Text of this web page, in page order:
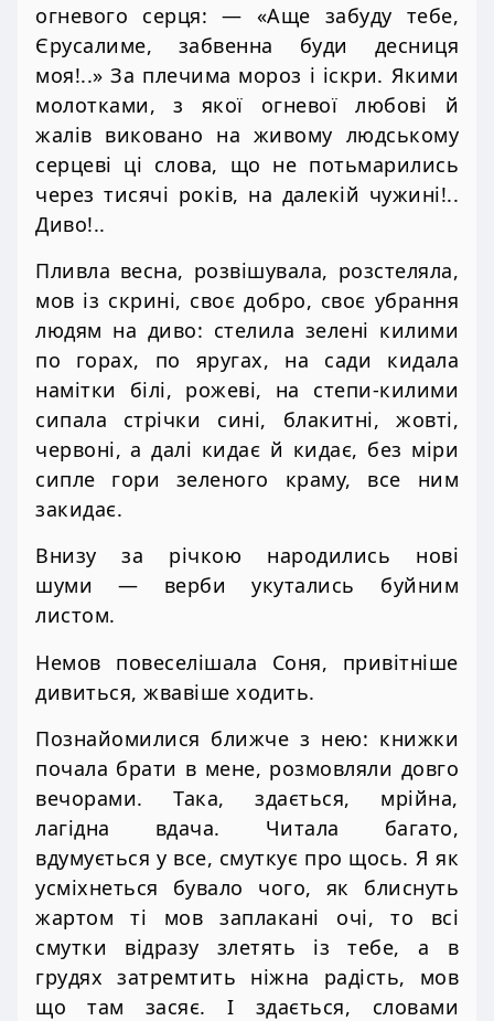
огневого серця: — «Аще забуду тебе,
Єрусалиме, забвенна буди десниця
моя!..» За плечима мороз і іскри. Якими
молотками, з якої огневої любові й
жалів виковано на живому людському
серцеві ці слова, що не потьмарились
через тисячі років, на далекій чужині!..
Диво!..
Пливла весна, розвішувала, розстеляла,
мов із скрині, своє добро, своє убрання
людям на диво: стелила зелені килими
по горах, по яругах, на сади кидала
намітки білі, рожеві, на степи-килими
сипала стрічки сині, блакитні, жовті,
червоні, а далі кидає й кидає, без міри
сипле гори зеленого краму, все ним
закидає.
Внизу за річкою народились нові
шуми — верби укутались буйним
листом.
Немов повеселішала Соня, привітніше
дивиться, жвавіше ходить.
Познайомилися ближче з нею: книжки
почала брати в мене, розмовляли довго
вечорами. Така, здається, мрійна,
лагідна вдача. Читала багато,
вдумується у все, смуткує про щось. Я як
усміхнеться бувало чого, як блиснуть
жартом ті мов заплакані очі, то всі
смутки відразу злетять із тебе, а в
грудях затремтить ніжна радість, мов
що там засяє. І здається, словами